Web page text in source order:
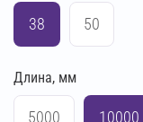
38 50
Длина, мм
5000 10000